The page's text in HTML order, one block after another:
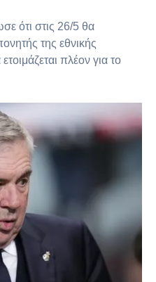
ότι στις 26/5 θα
της εθνικής
πλέον για το